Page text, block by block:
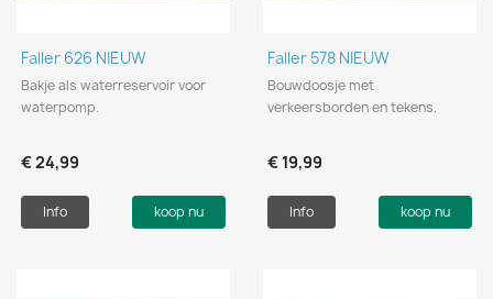
Faller 626 NIEUW
Bakje als waterreservoir voor
waterpomp.
€ 24,99
Info koop nu
Faller 578 NIEUW
Bouwdoosje met
verkeersborden en tekens.
€ 19,99
Info koop nu